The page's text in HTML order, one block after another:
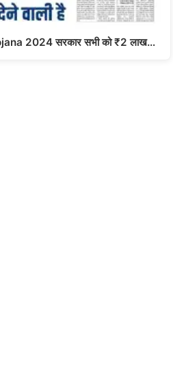
2024 सरकार सभी को ₹2 लाख…